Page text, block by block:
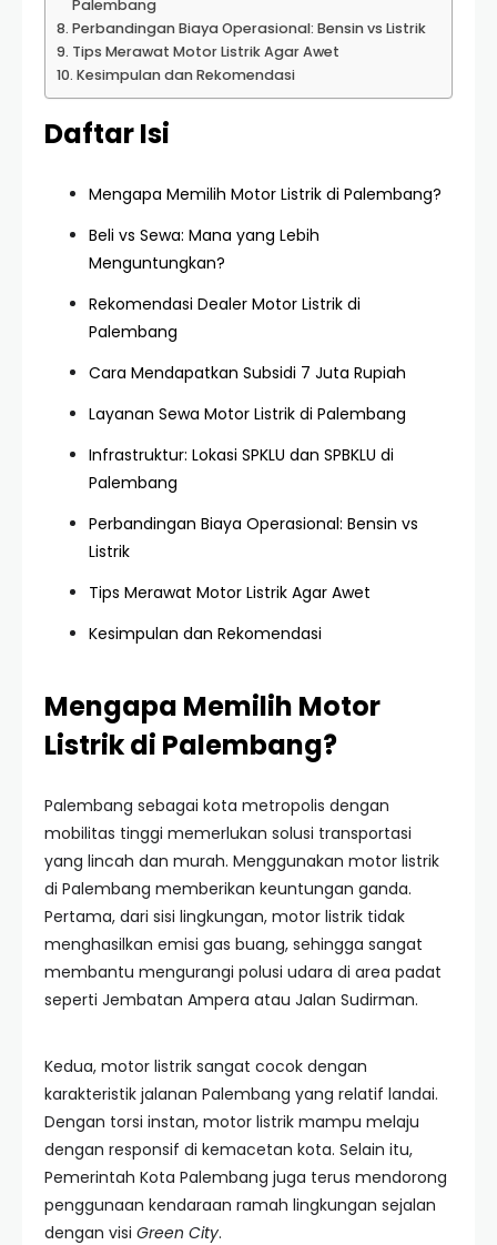
Palembang
Perbandingan Biaya Operasional: Bensin vs Listrik
Tips Merawat Motor Listrik Agar Awet
Kesimpulan dan Rekomendasi
Daftar Isi
Mengapa Memilih Motor Listrik di Palembang?
Beli vs Sewa: Mana yang Lebih
Menguntungkan?
Rekomendasi Dealer Motor Listrik di
Palembang
Cara Mendapatkan Subsidi 7 Juta Rupiah
Layanan Sewa Motor Listrik di Palembang
Infrastruktur: Lokasi SPKLU dan SPBKLU di
Palembang
Perbandingan Biaya Operasional: Bensin vs
Listrik
Tips Merawat Motor Listrik Agar Awet
Kesimpulan dan Rekomendasi
Mengapa Memilih Motor
Listrik di Palembang?
Palembang sebagai kota metropolis dengan
mobilitas tinggi memerlukan solusi transportasi
yang lincah dan murah. Menggunakan motor listrik
di Palembang memberikan keuntungan ganda.
Pertama, dari sisi lingkungan, motor listrik tidak
menghasilkan emisi gas buang, sehingga sangat
membantu mengurangi polusi udara di area padat
seperti Jembatan Ampera atau Jalan Sudirman.
Kedua, motor listrik sangat cocok dengan
karakteristik jalanan Palembang yang relatif landai.
Dengan torsi instan, motor listrik mampu melaju
dengan responsif di kemacetan kota. Selain itu,
Pemerintah Kota Palembang juga terus mendorong
penggunaan kendaraan ramah lingkungan sejalan
dengan visi Green City.